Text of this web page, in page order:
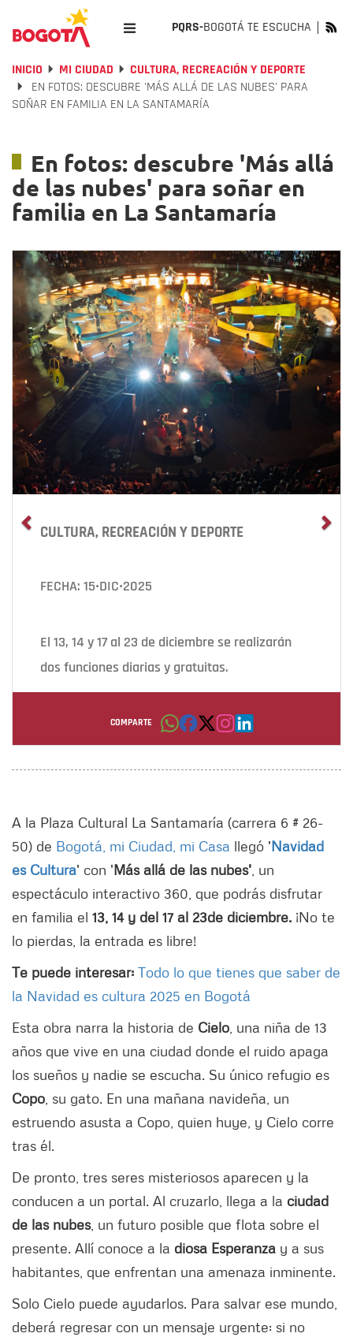
PQRS-BOGOTÁ TE ESCUCHA
INICIO MI CIUDAD
CULTURA, RECREACIÓN Y DEPORTE
EN FOTOS: DESCUBRE 'MÁS ALLÁ DE LAS NUBES' PARA
SOÑAR EN FAMILIA EN LA SANTAMARÍA
En fotos: descubre 'Más allá
de las nubes' para soñar en
familia en La Santamaría
CULTURA, RECREACIÓN Y DEPORTE
FECHA: 15•DIC•2025
El 13, 14 y 17 al 23 de diciembre se realizarán
dos funciones diarias y gratuitas.
Por: Belcy Nuñez
COMPARTE
Previous
A la Plaza Cultural La Santamaría (carrera 6 # 26-
50) de Bogotá, mi Ciudad, mi Casa llegó 'Navidad
es Cultura' con 'Más allá de las nubes' , un
espectáculo interactivo 360, que podrás disfrutar
en familia el 13, 14 y del 17 al 23de diciembre. ¡No te
lo pierdas, la entrada es libre!
Te puede interesar: Todo lo que tienes que saber de
la Navidad es cultura 2025 en Bogotá
Esta obra narra la historia de Cielo , una niña de 13
años que vive en una ciudad donde el ruido apaga
los sueños y nadie se escucha. Su único refugio es
Copo , su gato. En una mañana navideña, un
estruendo asusta a Copo, quien huye, y Cielo corre
tras él.
De pronto, tres seres misteriosos aparecen y la
conducen a un portal. Al cruzarlo, llega a la ciudad
de las nubes, un futuro posible que flota sobre el
presente. Allí conoce a la diosa Esperanza y a sus
habitantes, que enfrentan una amenaza inminente.
Solo Cielo puede ayudarlos. Para salvar ese mundo,
deberá regresar con un mensaje urgente: si no